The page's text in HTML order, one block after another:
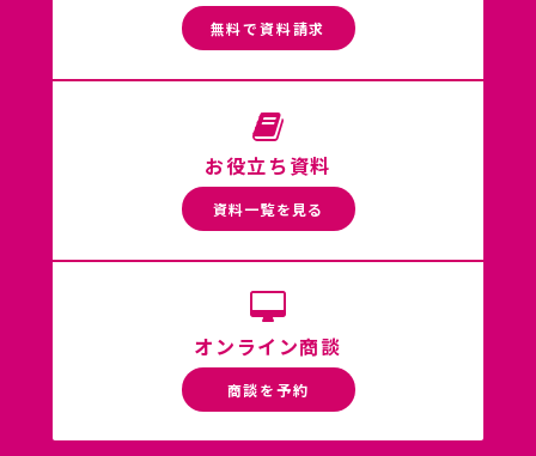
無料で資料請求
お役立ち資料
資料一覧を見る
オンライン商談
商談を予約